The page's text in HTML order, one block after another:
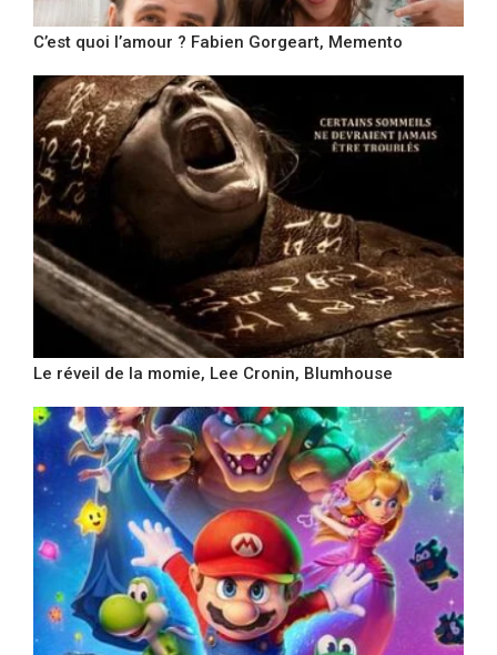
C’est quoi l’amour ? Fabien Gorgeart, Memento
Le réveil de la momie, Lee Cronin, Blumhouse